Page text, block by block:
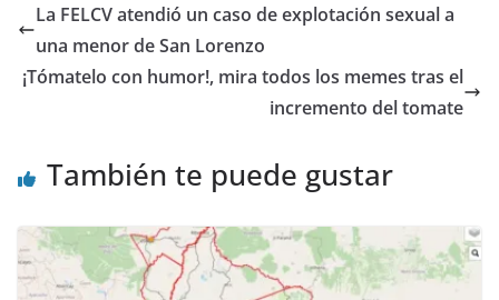
La FELCV atendió un caso de explotación sexual a
una menor de San Lorenzo
¡Tómatelo con humor!, mira todos los memes tras el
incremento del tomate
También te puede gustar